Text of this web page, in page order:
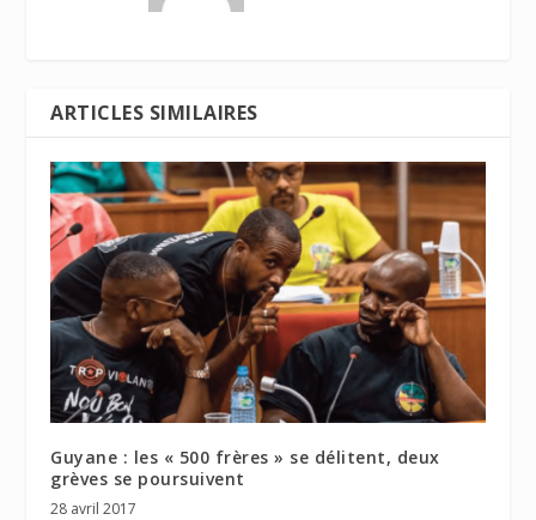
ARTICLES SIMILAIRES
Guyane : les « 500 frères » se délitent, deux
grèves se poursuivent
28 avril 2017